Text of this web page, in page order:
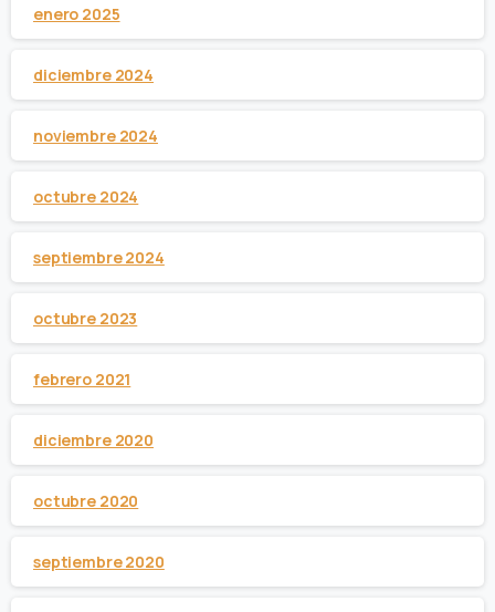
enero 2025
diciembre 2024
noviembre 2024
octubre 2024
septiembre 2024
octubre 2023
febrero 2021
diciembre 2020
octubre 2020
septiembre 2020